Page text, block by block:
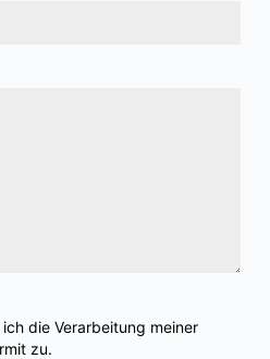
die Verarbeitung meiner
zu.